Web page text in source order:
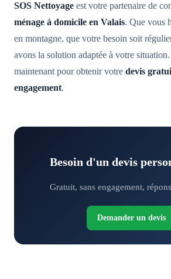
SOS Nettoyage est votre partenaire de
ménage à domicile en Valais. Que vous
en montagne, que votre besoin soit
avons la solution adaptée à votre
maintenant pour obtenir votre devis
engagement.
Besoin d'un devis
Gratuit, sans engagement,
Demander un devis